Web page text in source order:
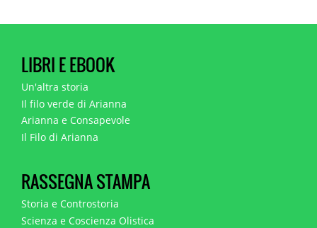
LIBRI E EBOOK
Un'altra storia
Il filo verde di Arianna
Arianna e Consapevole
Il Filo di Arianna
RASSEGNA STAMPA
Storia e Controstoria
Scienza e Coscienza Olistica